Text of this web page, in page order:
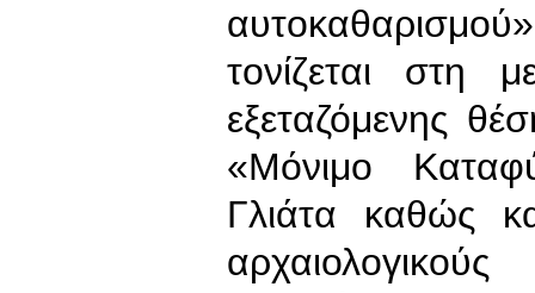
τονίζεται στη
εξεταζόμενης
«Μόνιμο
Γλιάτα καθώς